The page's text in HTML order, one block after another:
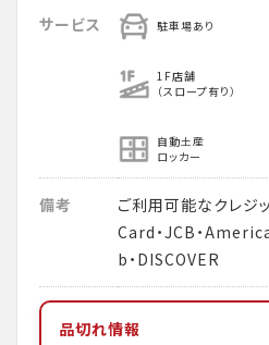
サービス 駐車場あり
1F店舗
（スロープ有り）
自動土産
ロッカー
備考
ご利用可能なクレジ
Card・JCB・
b・DISCOVER
品切れ情報